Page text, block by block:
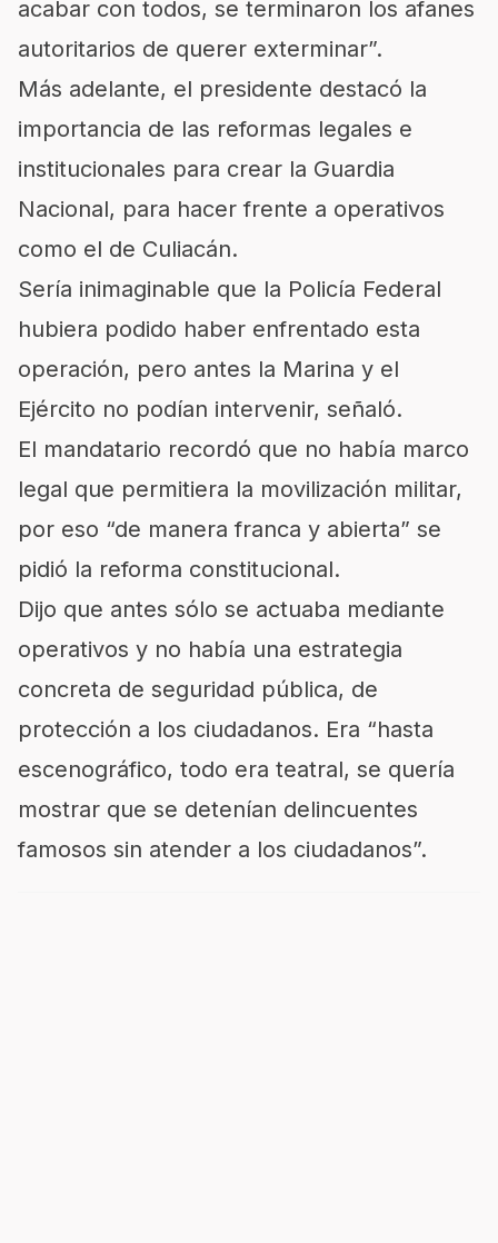
acabar con todos, se terminaron los afanes
autoritarios de querer exterminar”.
Más adelante, el presidente destacó la
importancia de las reformas legales e
institucionales para crear la Guardia
Nacional, para hacer frente a operativos
como el de Culiacán.
Sería inimaginable que la Policía Federal
hubiera podido haber enfrentado esta
operación, pero antes la Marina y el
Ejército no podían intervenir, señaló.
El mandatario recordó que no había marco
legal que permitiera la movilización militar,
por eso “de manera franca y abierta” se
pidió la reforma constitucional.
Dijo que antes sólo se actuaba mediante
operativos y no había una estrategia
concreta de seguridad pública, de
protección a los ciudadanos. Era “hasta
escenográfico, todo era teatral, se quería
mostrar que se detenían delincuentes
famosos sin atender a los ciudadanos”.